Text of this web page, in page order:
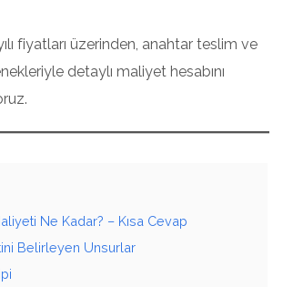
fiyatları üzerinden, anahtar teslim ve
detaylı maliyet hesabını
Ne Kadar? – Kısa Cevap
Belirleyen Unsurlar